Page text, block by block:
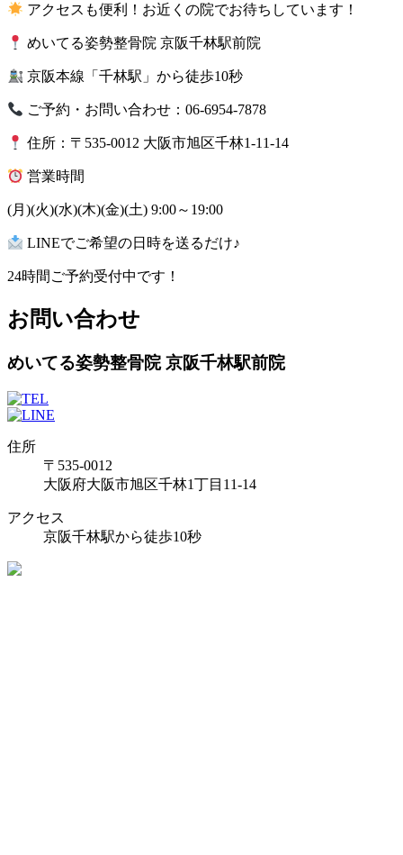
アクセスも便利！お近くの院でお待ちしています！
めいてる姿勢整骨院 京阪千林駅前院
京阪本線「千林駅」から徒歩10秒
ご予約・お問い合わせ：06-6954-7878
住所：〒535-0012 大阪市旭区千林1-11-14
営業時間
(月)(火)(水)(木)(金)(土) 9:00～19:00
LINEでご希望の日時を送るだけ♪
24時間ご予約受付中です！
お問い合わせ
めいてる姿勢整骨院 京阪千林駅前院
住所
〒535-0012
大阪府大阪市旭区千林1丁目11-14
アクセス
京阪千林駅から徒歩10秒